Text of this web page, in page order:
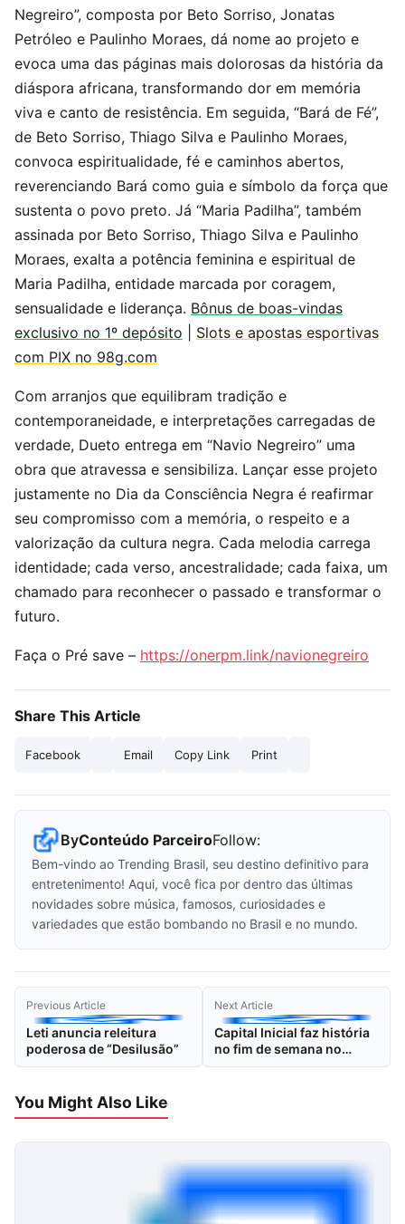
Negreiro”, composta por Beto Sorriso, Jonatas
Petróleo e Paulinho Moraes, dá nome ao projeto e
evoca uma das páginas mais dolorosas da história da
diáspora africana, transformando dor em memória
viva e canto de resistência. Em seguida, “Bará de Fé”,
de Beto Sorriso, Thiago Silva e Paulinho Moraes,
convoca espiritualidade, fé e caminhos abertos,
reverenciando Bará como guia e símbolo da força que
sustenta o povo preto. Já “Maria Padilha”, também
assinada por Beto Sorriso, Thiago Silva e Paulinho
Moraes, exalta a potência feminina e espiritual de
Maria Padilha, entidade marcada por coragem,
sensualidade e liderança. Bônus de boas-vindas
exclusivo no 1º depósito
Slots e apostas esportivas
com PIX no 98g.com
Com arranjos que equilibram tradição e
contemporaneidade, e interpretações carregadas de
verdade, Dueto entrega em “Navio Negreiro” uma
obra que atravessa e sensibiliza. Lançar esse projeto
justamente no Dia da Consciência Negra é reafirmar
seu compromisso com a memória, o respeito e a
valorização da cultura negra. Cada melodia carrega
identidade; cada verso, ancestralidade; cada faixa, um
chamado para reconhecer o passado e transformar o
futuro.
Faça o Pré save – https://onerpm.link/navionegreiro
Share This Article
Facebook Email Copy Link Print
ByConteúdo ParceiroFollow:
Bem-vindo ao Trending Brasil, seu destino definitivo para
entretenimento! Aqui, você fica por dentro das últimas
novidades sobre música, famosos, curiosidades e
variedades que estão bombando no Brasil e no mundo.
Previous Article
Leti anuncia releitura
poderosa de “Desilusão”
Next Article
Capital Inicial faz história
no fim de semana no
Espaço Unimed
You Might Also Like